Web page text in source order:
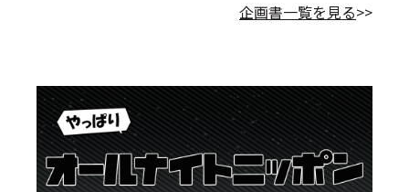
企画書一覧を見る>>